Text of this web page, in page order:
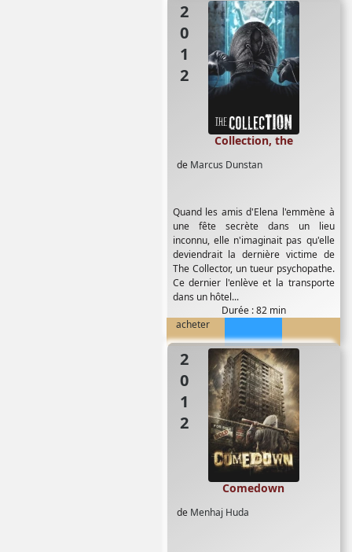
2012
de Marcus Dunstan
Collection, the
Quand les amis d'Elena l'emmène à
une fête secrète dans un lieu
inconnu, elle n'imaginait pas qu'elle
deviendrait la dernière victime de
The Collector, un tueur psychopathe.
Ce dernier l'enlève et la transporte
dans un hôtel...
Durée : 82 min
acheter
2012
de Menhaj Huda
Comedown